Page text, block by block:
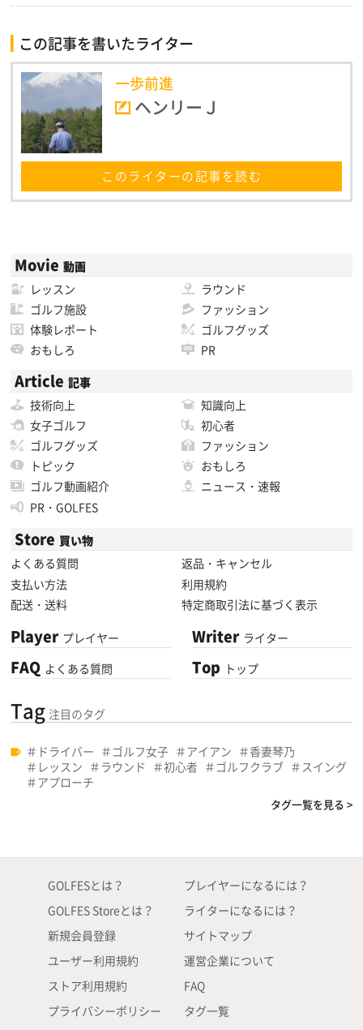
この記事を書いたライター
一歩前進
ヘンリーＪ
このライターの記事を読む
Movie 動画
レッスン
ラウンド
ゴルフ施設
ファッション
体験レポート
ゴルフグッズ
おもしろ
PR
Article 記事
技術向上
知識向上
女子ゴルフ
初心者
ゴルフグッズ
ファッション
トピック
おもしろ
ゴルフ動画紹介
ニュース・速報
PR・GOLFES
Store 買い物
よくある質問
返品・キャンセル
支払い方法
利用規約
配送・送料
特定商取引法に基づく表示
Player プレイヤー
FAQ よくある質問
Writer ライター
Top トップ
Tag 注目のタグ
ドライバー ゴルフ女子 アイアン
香妻琴乃
レッスン
ラウンド 初心者 ゴルフクラブ
スイング
アプローチ
タグ一覧を見る >
GOLFESとは？
GOLFES Storeとは？
新規会員登録
ユーザー利用規約
ストア利用規約
プライバシーポリシー
プレイヤーになるには？
ライターになるには？
サイトマップ
運営企業について
FAQ
タグ一覧